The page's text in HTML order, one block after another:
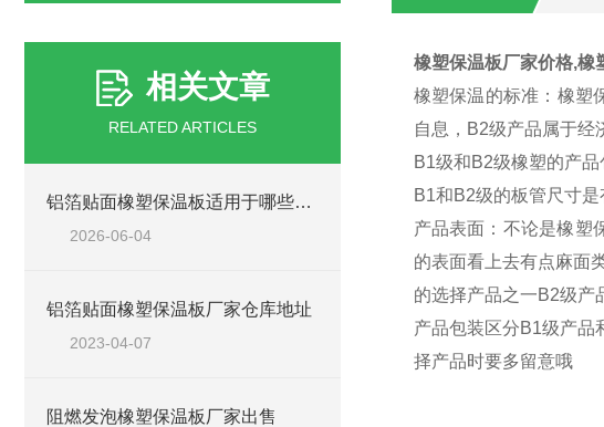
相关文章
RELATED ARTICLES
铝箔贴面橡塑保温板适用于哪些工程场景？
2026-06-04
铝箔贴面橡塑保温板厂家仓库地址
2023-04-07
阻燃发泡橡塑保温板厂家出售
橡塑保温板厂家价格,橡
橡塑保温的标准：橡塑
自息，B2级产品属于经
B1级和B2级橡塑的产
B1和B2级的板管尺寸
产品表面：不论是橡塑
的表面看上去有点麻面
的选择产品之一B2级产
产品包装区分B1级产品
择产品时要多留意哦